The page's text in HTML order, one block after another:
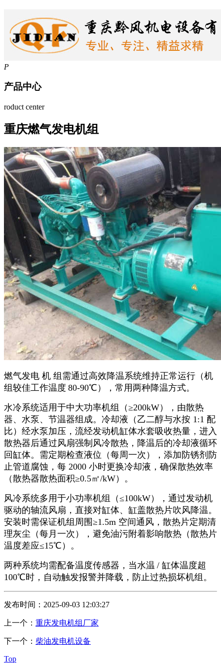
P
产品中心
roduct center
重庆燃气发电机组
燃气发电 机 组需通过高效降温系统维持正常运行（机
组较佳工作温度 80-90℃），常用两种降温方式。
水冷系统适用于中大功率机组（≥200kW），由散热
器、水泵、节温器组成。冷却液（乙二醇与水按 1:1 配
比）经水泵加压，流经发动机缸体水套吸收热量，进入
散热器后通过风扇强制风冷散热，降温后的冷却液循环
回缸体。需定期检查液位（每周一次），添加防锈剂防
止管道腐蚀，每 2000 小时更换冷却液，确保散热效率
（散热器散热面积≥0.5㎡/kW）。
风冷系统多用于小功率机组（≤100kW），通过发动机
驱动的轴流风扇，直接对缸体、缸盖散热片吹风降温。
安装时需保证机组周围≥1.5m 空间通风，散热片定期清
理灰尘（每月一次），避免油污附着影响散热（散热片
温度差应≤15℃）。
两种系统均需配备温度传感器，当水温 / 缸体温度超
100℃时，自动触发报警并降载，防止过热损坏机组。
发布时间：2025-09-03 12:03:27
上一个： 重庆发电机组厂家
下一个： 柴油发电机设备
Top